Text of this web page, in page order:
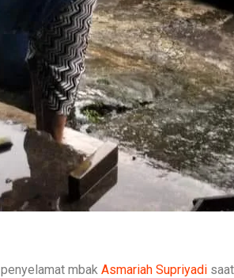
penyelamat mbak Asmariah Supriyadi